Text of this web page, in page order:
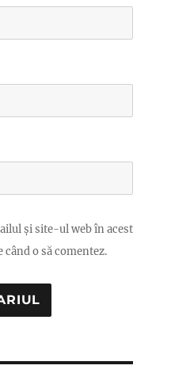
și site-ul web în acest
o să comentez.